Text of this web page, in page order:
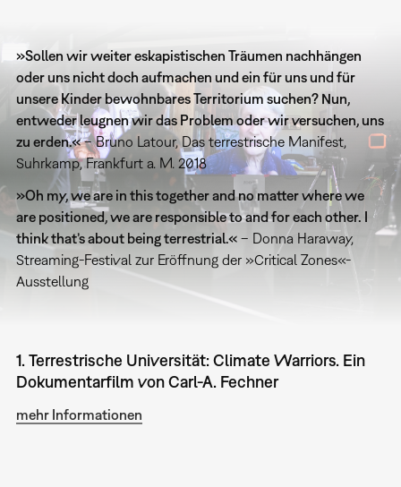
»Sollen wir weiter eskapistischen Träumen nachhängen
oder uns nicht doch aufmachen und ein für uns und für
unsere Kinder bewohnbares Territorium suchen? Nun,
entweder leugnen wir das Problem oder wir versuchen, uns
zu erden.«– Bruno Latour, Das terrestrische Manifest,
Suhrkamp, Frankfurt a. M. 2018
»Oh my, we are in this together and no matter where we
are positioned, we are responsible to and for each other. I
think that’s about being terrestrial.«– Donna Haraway,
Streaming-Festival zur Eröffnung der »Critical Zones«-
Ausstellung
1. Terrestrische Universität: Climate Warriors. Ein
Dokumentarfilm von Carl-A. Fechner
mehr Informationen